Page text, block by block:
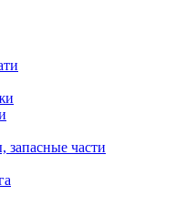
части